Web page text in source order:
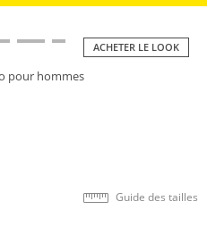
ACHETER LE LOOK
pour hommes
Guide des tailles